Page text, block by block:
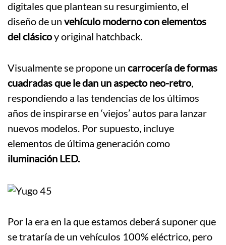
digitales que plantean su resurgimiento, el
diseño de un vehículo moderno con elementos
del clásicoy original hatchback.
Visualmente se propone un carrocería de formas
cuadradas que le dan un aspecto neo-retro,
respondiendo a las tendencias de los últimos
años de inspirarse en ‘viejos’ autos para lanzar
nuevos modelos. Por supuesto, incluye
elementos de última generación como
iluminación LED.
Por la era en la que estamos deberá suponer que
se trataría de un vehículos 100% eléctrico, pero